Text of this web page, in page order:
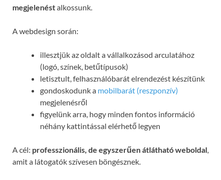
megjelenéstalkossunk.
A webdesign során:
illesztjük az oldalt a vállalkozásod arculatához
(logó, színek, betűtípusok)
letisztult, felhasználóbarát elrendezést készítünk
gondoskodunk a mobilbarát (reszponzív)
megjelenésről
figyelünk arra, hogy minden fontos információ
néhány kattintással elérhető legyen
A cél: professzionális, de egyszerűen átlátható weboldal,
amit a látogatók szívesen böngésznek.